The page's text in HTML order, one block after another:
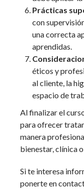
Prácticas
con
una correcta
aprendidas.
éticos y
al cliente, la
espacio de
Al finalizar el
para ofrecer
manera
bienestar, clínica
Si te interesa
ponerte en